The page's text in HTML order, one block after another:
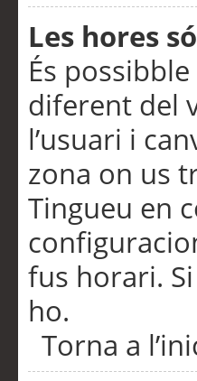
Les hores
És
diferent del
l’usuari i
zona on us
Tingueu en
fus horari.
ho.
Torna a